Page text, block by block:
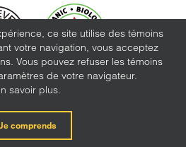
ce site utilise des témoins
votre navigation, vous acceptez
Vous pouvez refuser les témoins
de votre navigateur.
savoir plus.
comprends